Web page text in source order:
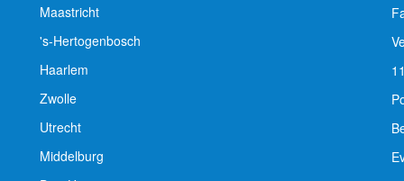
Maastricht
's-Hertogenbosch
Haarlem
Zwolle
Utrecht
Middelburg